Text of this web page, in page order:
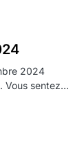
2024
Vous sentez…